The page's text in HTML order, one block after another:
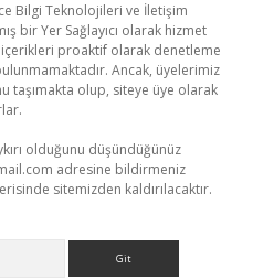
Bilgi Teknolojileri ve İletişim
bir Yer Sağlayıcı olarak hizmet
proaktif olarak denetleme
Ancak, üyelerimiz
taşımakta olup, siteye üye olarak
olduğunu düşündüğünüz
adresine bildirmeniz
sitemizden kaldırılacaktır.